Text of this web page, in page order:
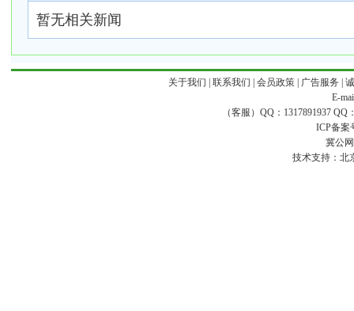
暂无相关新闻
关于我们 联系我们 会员政策| 广告服务
E-
（客服）QQ：1317891937 QQ
ICP备案
冀公
技术支持： 北